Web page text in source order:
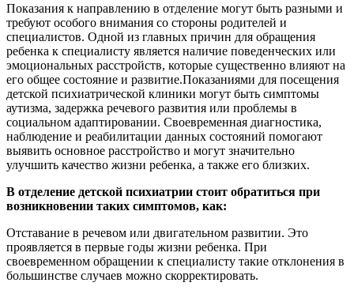
Показания к направлению в отделение могут быть разными и
требуют особого внимания со стороны родителей и
специалистов. Одной из главных причин для обращения
ребенка к специалисту является наличие поведенческих или
эмоциональных расстройств, которые существенно влияют на
его общее состояние и развитие.Показаниями для посещения
детской психиатрической клиники могут быть симптомы
аутизма, задержка речевого развития или проблемы в
социальном адаптировании. Своевременная диагностика,
наблюдение и реабилитации данных состояний помогают
выявить основное расстройство и могут значительно
улучшить качество жизни ребенка, а также его близких.
В отделение детской психиатрии стоит обратиться при
возникновении таких симптомов, как:
Отставание в речевом или двигательном развитии. Это
проявляется в первые годы жизни ребенка. При
своевременном обращении к специалисту такие отклонения в
большинстве случаев можно скорректировать.